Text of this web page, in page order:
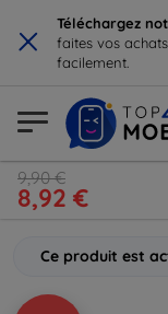
× Téléchargez
faites vos
facilement.
9,90 €
8,92 €
Ce produit est